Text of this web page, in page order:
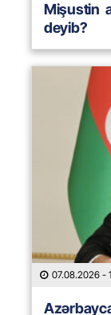
Mişustin
deyib?
07.08.2026 -